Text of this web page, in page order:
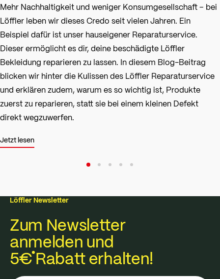
Mehr Nachhaltigkeit und weniger Konsumgesellschaft – bei
Löffler leben wir dieses Credo seit vielen Jahren. Ein
Beispiel dafür ist unser hauseigener Reparaturservice.
Dieser ermöglicht es dir, deine beschädigte Löffler
Bekleidung reparieren zu lassen. In diesem Blog-Beitrag
blicken wir hinter die Kulissen des Löffler Reparaturservice
und erklären zudem, warum es so wichtig ist, Produkte
zuerst zu reparieren, statt sie bei einem kleinen Defekt
direkt wegzuwerfen.
Jetzt lesen
Löffler Newsletter
Zum Newsletter
anmelden und
5€Rabatt erhalten!